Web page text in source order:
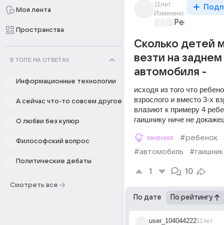
Моя лента
Пространства
В ТОПЕ НА ОТВЕТАХ
Информационные технологии
А сейчас что-то совсем другое
О любви без купюр
Философский вопрос
Политические дебаты
Смотреть все
11лет
Изменено
Ремонт и
Сколько детей
везти на
автомобиля -
исходя из того что
взрослого и вместо 3-х
влазиют к примеру 4
гаишнику ниче не
мнения
#ребенок
#автомобиль
#гаишник
1 10
По дате По рейтингу
user_10404422211лет